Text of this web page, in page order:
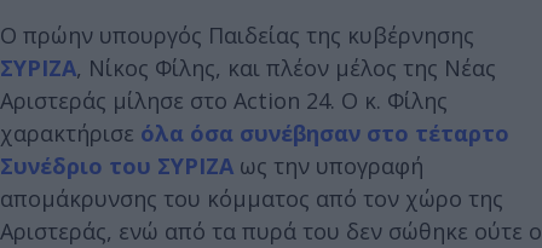
Ο πρώην υπουργός Παιδείας της κυβέρνησης
ΣΥΡΙΖΑ, Νίκος Φίλης, και πλέον μέλος της Νέας
Αριστεράς μίλησε στο Action 24. Ο κ. Φίλης
χαρακτήρισε όλα όσα συνέβησαν στο τέταρτο
Συνέδριο του ΣΥΡΙΖΑ ως την υπογραφή
απομάκρυνσης του κόμματος από τον χώρο της
Αριστεράς, ενώ από τα πυρά του δεν σώθηκε ούτε ο